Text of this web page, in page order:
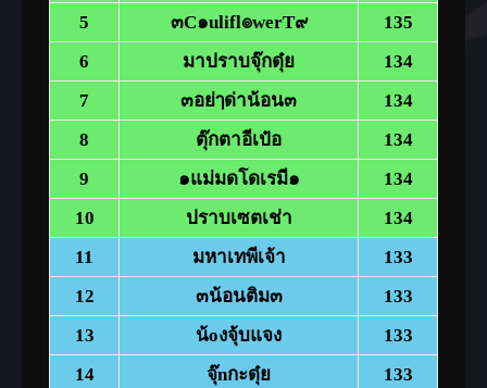
5
๓C๑ulifl๏werT๙
135
6
มาปราบจุ๊กดุ๋ย
134
7
๓อย่ๅด่าน้อน๓
134
8
ตุ๊กตาอีเป๋อ
134
9
๑แม่มดโดเรมี๑
134
10
ปราบเซตเช่า
134
11
มหาเทพีเจ้า
133
12
๓น้อนติม๓
133
13
น้oงจุ้บแจง
133
14
จุ๊nกะดุ๋ย
133